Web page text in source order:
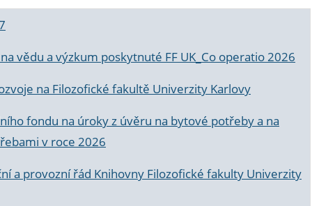
vědu a výzkum poskytnuté FF UK_Co operatio 2026
na Filozofické fakultě Univerzity Karlovy
fondu na úroky z úvěru na bytové potřeby a na
v roce 2026
a provozní řád Knihovny Filozofické fakulty Univerzity